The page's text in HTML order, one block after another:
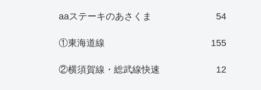
aaステーキのあさくま 54
①東海道線 155
②横須賀線・総武線快速 12